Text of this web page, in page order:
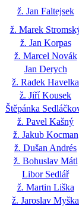
ž. Jan Faltejsek
ž. Marek
ž. Jan Korpas
ž. Marcel Novák
Jan Derych
ž. Radek Havelka
ž. Jiří Kousek
Štěpánka
ž. Pavel Kašný
ž. Jakub Kocman
ž. Dušan Andrés
ž. Bohuslav Mátl
Libor Sedlář
ž. Martin Liška
ž. Jaroslav Myška